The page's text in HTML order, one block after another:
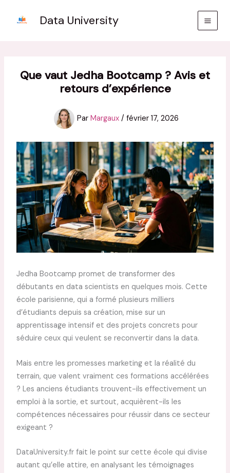
Data University
Que vaut Jedha Bootcamp ? Avis et
retours d’expérience
Par Margaux / février 17, 2026
Jedha Bootcamp promet de transformer des
débutants en data scientists en quelques mois. Cette
école parisienne, qui a formé plusieurs milliers
d’étudiants depuis sa création, mise sur un
apprentissage intensif et des projets concrets pour
séduire ceux qui veulent se reconvertir dans la data.
Mais entre les promesses marketing et la réalité du
terrain, que valent vraiment ces formations accélérées
? Les anciens étudiants trouvent-ils effectivement un
emploi à la sortie, et surtout, acquièrent-ils les
compétences nécessaires pour réussir dans ce secteur
exigeant ?
DataUniversity.fr fait le point sur cette école qui divise
autant qu’elle attire, en analysant les témoignages